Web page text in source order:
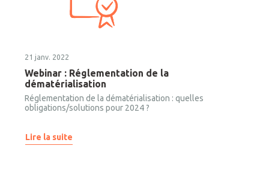
21 janv. 2022
Webinar : Réglementation de la
dématérialisation
Réglementation de la dématérialisation : quelles
obligations/solutions pour 2024 ?
Lire la suite